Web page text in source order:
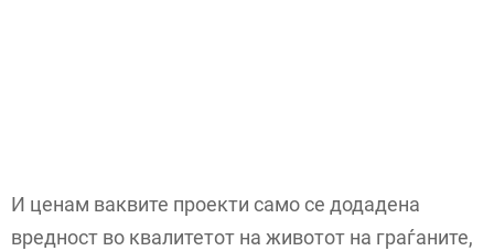
И ценам ваквите проекти само се додадена
вредност во квалитетот на животот на граѓаните,